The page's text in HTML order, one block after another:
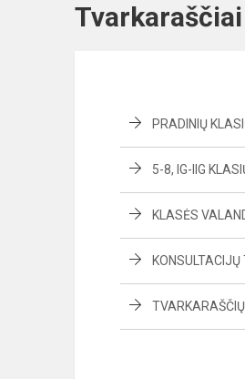
PRADINIŲ
5-8, IG-IIG
KLASĖS